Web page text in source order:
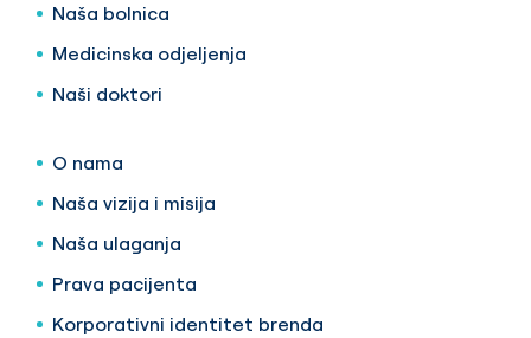
Naša bolnica
Medicinska odjeljenja
Naši doktori
O nama
Naša vizija i misija
Naša ulaganja
Prava pacijenta
Korporativni identitet brenda